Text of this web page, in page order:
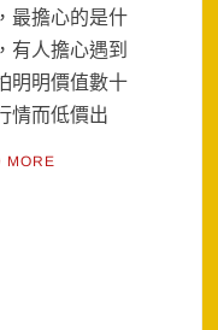
最擔心的是什
有人擔心遇到
明明價值數十
情而低價出
MORE